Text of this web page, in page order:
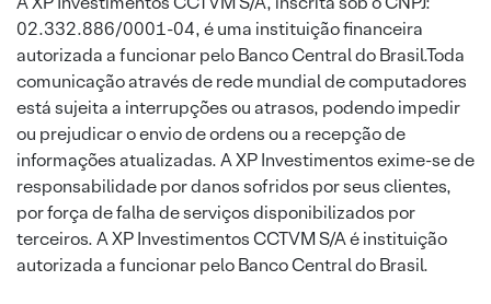
02.332.886/0001-04, é uma instituição financeira
autorizada a funcionar pelo Banco Central do Brasil.Toda
comunicação através de rede mundial de computadores
está sujeita a interrupções ou atrasos, podendo impedir
ou prejudicar o envio de ordens ou a recepção de
informações atualizadas. A XP Investimentos exime-se de
responsabilidade por danos sofridos por seus clientes,
por força de falha de serviços disponibilizados por
terceiros. A XP Investimentos CCTVM S/A é instituição
autorizada a funcionar pelo Banco Central do Brasil.